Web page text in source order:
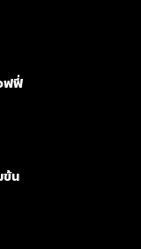
ฟฟี่
ข้น